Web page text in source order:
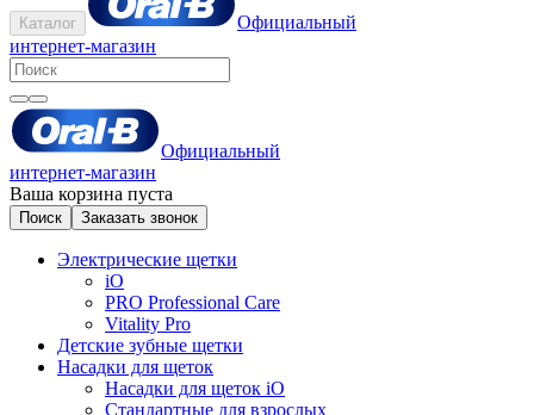
Каталог
Официальный
интернет-магазин
Официальный
интернет-магазин
Ваша корзина пуста
Поиск Заказать звонок
Электрические щетки
iO
PRO Professional Care
Vitality Pro
Детские зубные щетки
Насадки для щеток
Насадки для щеток iO
Стандартные для взрослых